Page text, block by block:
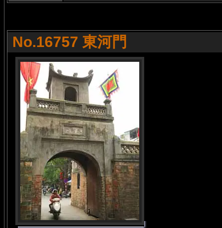
No.16757 東河門